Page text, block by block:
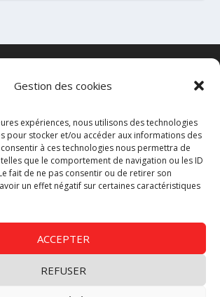
Gestion des cookies
expériences, nous utilisons des technologies
pour stocker et/ou accéder aux informations des
à ces technologies nous permettra de
que le comportement de navigation ou les ID
fait de ne pas consentir ou de retirer son
un effet négatif sur certaines caractéristiques
ACCEPTER
REFUSER